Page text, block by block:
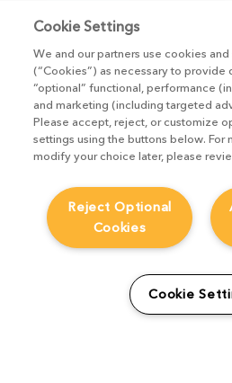
Artist Spotlight:
Cookie Settings
We and our partners use cookies and
(“Cookies”) as necessary to provide
“optional” functional, performance
and marketing (including targeted
Please accept, reject, or customize
settings using the buttons below. For
modify your choice later, please
Reject Optional
Cookies
Cookie